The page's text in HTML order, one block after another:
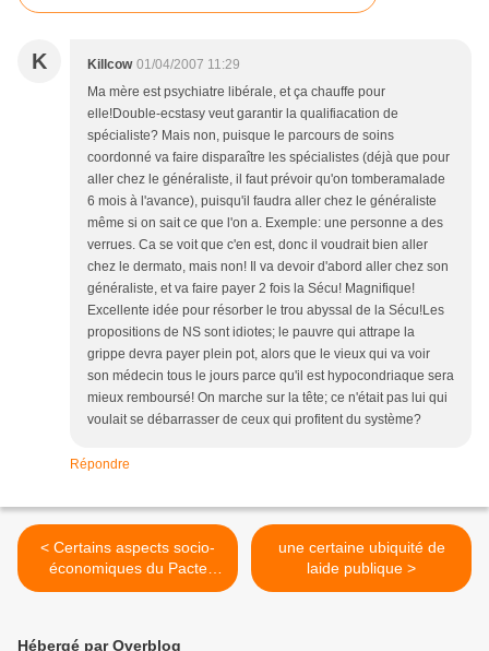
K Killcow 01/04/2007 11:29
Ma mère est psychiatre libérale, et ça chauffe pour
elle!Double-ecstasy veut garantir la qualifiacation de
spécialiste? Mais non, puisque le parcours de soins
coordonné va faire disparaître les spécialistes (déjà que pour
aller chez le généraliste, il faut prévoir qu'on tomberamalade
6 mois à l'avance), puisqu'il faudra aller chez le généraliste
même si on sait ce que l'on a. Exemple: une personne a des
verrues. Ca se voit que c'en est, donc il voudrait bien aller
chez le dermato, mais non! Il va devoir d'abord aller chez son
généraliste, et va faire payer 2 fois la Sécu! Magnifique!
Excellente idée pour résorber le trou abyssal de la Sécu!Les
propositions de NS sont idiotes; le pauvre qui attrape la
grippe devra payer plein pot, alors que le vieux qui va voir
son médecin tous le jours parce qu'il est hypocondriaque sera
mieux remboursé! On marche sur la tête; ce n'était pas lui qui
voulait se débarrasser de ceux qui profitent du système?
Répondre
< Certains aspects socio-
économiques du Pacte
présidentiel de Ségolène
une certaine ubiquité de
laide publique >
Hébergé par Overblog